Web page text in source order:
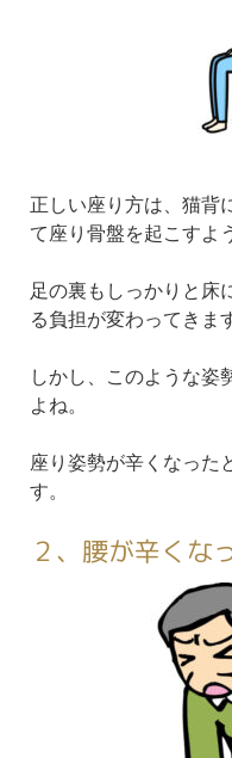
正しい座り方は、猫背
て座り骨盤を起こすよ
足の裏もしっかりと床
る負担が変わってきま
しかし、このような姿
よね。
座り姿勢が辛くなった
す。
２、腰が辛くな